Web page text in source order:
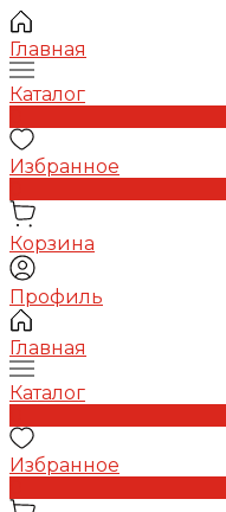
Главная
Каталог
Избранное
Корзина
Профиль
Главная
Каталог
Избранное